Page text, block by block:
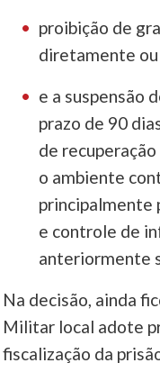
proibição de
diretamente
e a suspensão
prazo de 90
de
o ambiente
principalmente
e controle de
anteriormente
Na decisão, ainda
Militar local adote
fiscalização da